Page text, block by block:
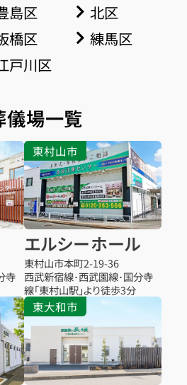
島区
北区
橋区
練馬区
戸川区
儀場一覧
寺
東村山市
エルシーホール
東村山市本町2-19-36
西武新宿線･西武園線･国分寺
線「東村山駅」より徒歩3分
東大和市